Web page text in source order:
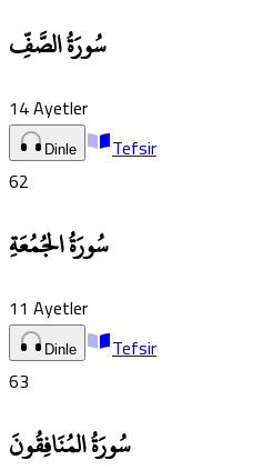
سُورَةُ الصَّفِّ
14Ayetler
Dinle
Tefsir
62
سُورَةُ الجُمُعَةِ
11 Ayetler
Dinle
Tefsir
63
سُورَةُ المُنَافِقُونَ